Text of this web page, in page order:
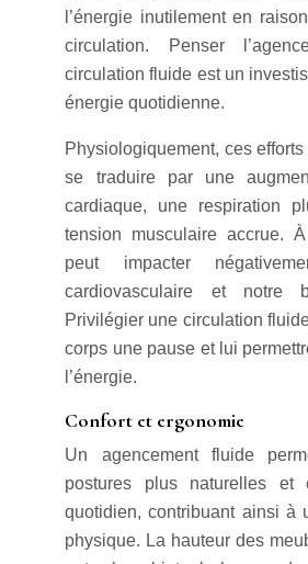
l’énergie inutilement en
circulation. Penser
circulation fluide est un
énergie quotidienne.
Physiologiquement, ces
se traduire par une
cardiaque, une respiration
tension musculaire accrue.
peut impacter
cardiovasculaire et notre
Privilégier une circulation
corps une pause et lui
l’énergie.
Confort et ergonomie
Un agencement fluide
postures plus naturelles et
quotidien, contribuant ainsi à
physique. La hauteur des